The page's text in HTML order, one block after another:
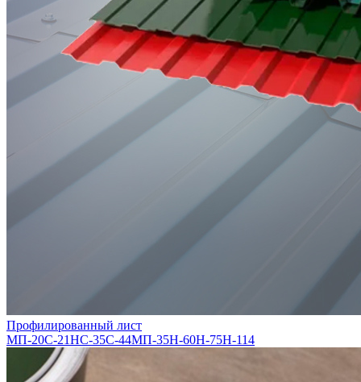
Профилированный лист
МП-20С-21НС-35С-44МП-35Н-60Н-75Н-114